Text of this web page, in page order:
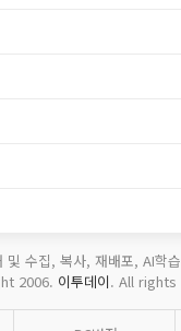
및 수집, 복사, 재배포, AI학
2006. 이투데이. All